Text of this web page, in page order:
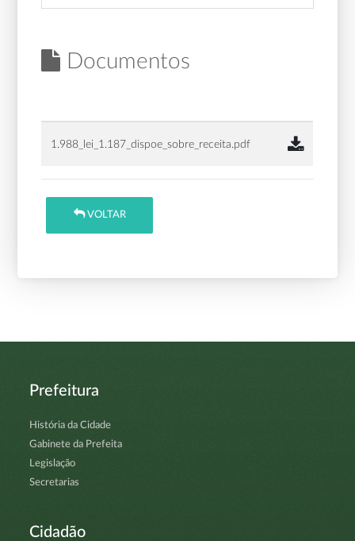
Documentos
1.988_lei_1.187_dispoe_sobre_receita.pdf
VOLTAR
Prefeitura
História da Cidade
Gabinete da Prefeita
Legislação
Secretarias
Cidadão